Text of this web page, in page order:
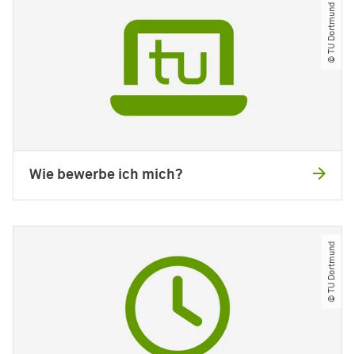
© TU Dortmund
Wie bewerbe ich mich?
© TU Dortmund